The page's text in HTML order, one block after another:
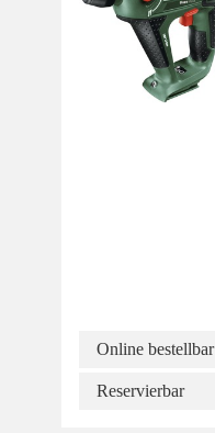
Online bestellbar
Reservierbar